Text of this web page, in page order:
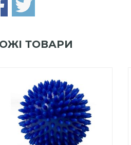
ТОВАРИ
0out
of
5
ПРИДБАТИ
Add to Wishlist